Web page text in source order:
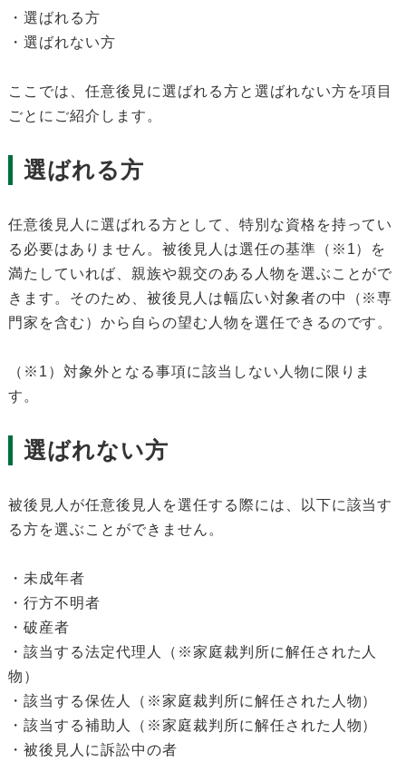
・選ばれる方
・選ばれない方
ここでは、任意後見に選ばれる方と選ばれない方を項目
ごとにご紹介します。
選ばれる方
任意後見人に選ばれる方として、特別な資格を持ってい
る必要はありません。被後見人は選任の基準（※1）を
満たしていれば、親族や親交のある人物を選ぶことがで
きます。そのため、被後見人は幅広い対象者の中（※専
門家を含む）から自らの望む人物を選任できるのです。
（※1）対象外となる事項に該当しない人物に限りま
す。
選ばれない方
被後見人が任意後見人を選任する際には、以下に該当す
る方を選ぶことができません。
・未成年者
・行方不明者
・破産者
・該当する法定代理人（※家庭裁判所に解任された人
物）
・該当する保佐人（※家庭裁判所に解任された人物）
・該当する補助人（※家庭裁判所に解任された人物）
・被後見人に訴訟中の者